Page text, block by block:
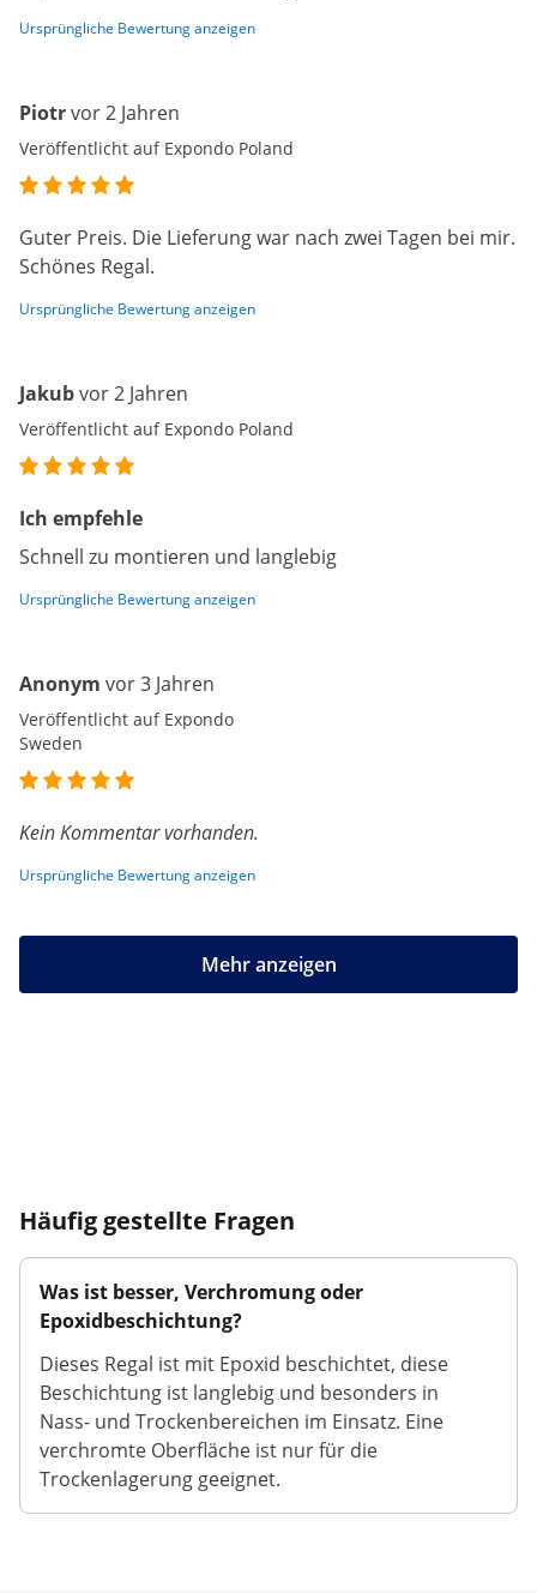
Ursprüngliche Bewertung anzeigen
Piotrvor 2 Jahren
Veröffentlicht auf Expondo Poland
Guter Preis. Die Lieferung war nach zwei Tagen bei mir.
Schönes Regal.
Ursprüngliche Bewertung anzeigen
Jakubvor 2 Jahren
Veröffentlicht auf Expondo Poland
Ich empfehle
Schnell zu montieren und langlebig
Ursprüngliche Bewertung anzeigen
Anonym vor 3 Jahren
Veröffentlicht auf Expondo
Sweden
Kein Kommentar vorhanden.
Ursprüngliche Bewertung anzeigen
Mehr anzeigen
Häufig gestellte Fragen
Was ist besser, Verchromung oder
Epoxidbeschichtung?
Dieses Regal ist mit Epoxid beschichtet, diese
Beschichtung ist langlebig und besonders in
Nass- und Trockenbereichen im Einsatz. Eine
verchromte Oberfläche ist nur für die
Trockenlagerung geeignet.